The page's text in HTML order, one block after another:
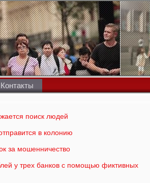
Контакты
поиск людей
в колонию
за мошенничество
у трех банков с помощью фиктивных